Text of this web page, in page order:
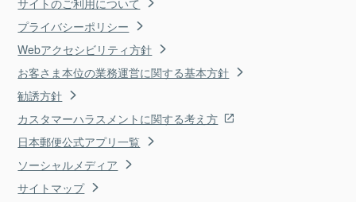
プライバシーポリシー
Webアクセシビリティ方針
お客さま本位の業務運営に関する基本方針
勧誘方針
カスタマーハラスメントに関する考え方
日本郵便公式アプリ一覧
ソーシャルメディア
サイトマップ